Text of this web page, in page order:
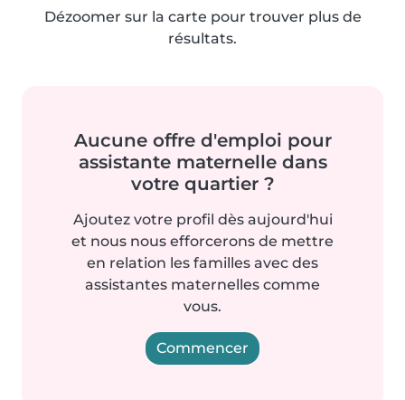
Dézoomer sur la carte pour trouver plus de
résultats.
Aucune offre d'emploi pour
assistante maternelle dans
votre quartier ?
Ajoutez votre profil dès aujourd'hui
et nous nous efforcerons de mettre
en relation les familles avec des
assistantes maternelles comme
vous.
Commencer